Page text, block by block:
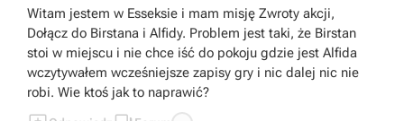
Witam jestem w Esseksie i mam misję Zwroty akcji,
Dołącz do Birstana i Alfidy. Problem jest taki, że Birstan
stoi w miejscu i nie chce iść do pokoju gdzie jest Alfida
wczytywałem wcześniejsze zapisy gry i nic dalej nic nie
robi. Wie ktoś jak to naprawić?